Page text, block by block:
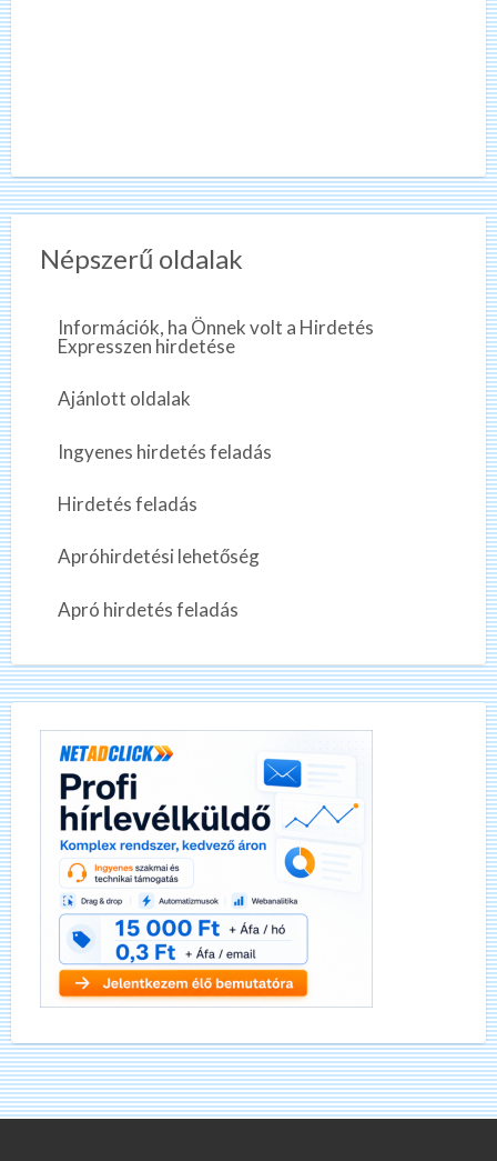
Népszerű oldalak
Információk, ha Önnek volt a Hirdetés
Expresszen hirdetése
Ajánlott oldalak
Ingyenes hirdetés feladás
Hirdetés feladás
Apróhirdetési lehetőség
Apró hirdetés feladás